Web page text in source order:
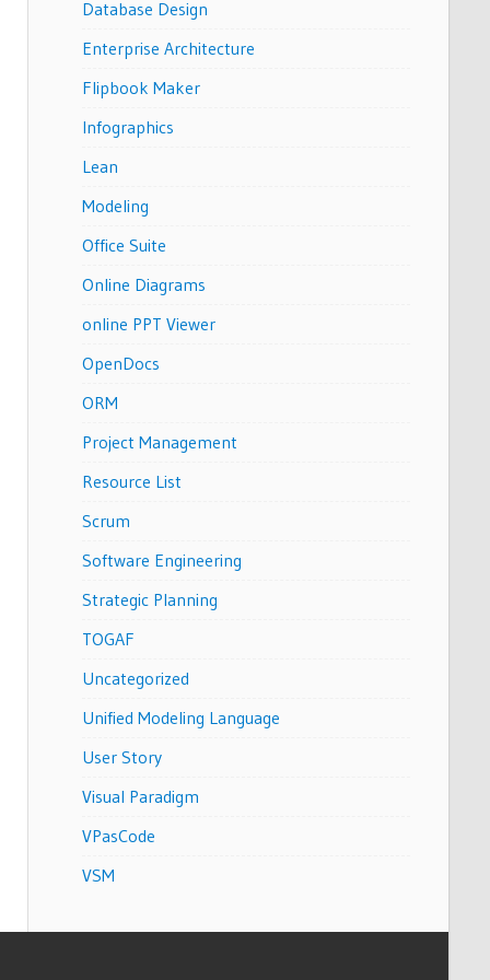
Database Design
Enterprise Architecture
Flipbook Maker
Infographics
Lean
Modeling
Office Suite
Online Diagrams
online PPT Viewer
OpenDocs
ORM
Project Management
Resource List
Scrum
Software Engineering
Strategic Planning
TOGAF
Uncategorized
Unified Modeling Language
User Story
Visual Paradigm
VPasCode
VSM